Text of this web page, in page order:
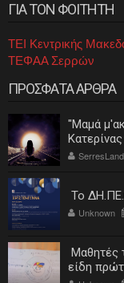
ΓΙΑ ΤΟΝ ΦΟΙΤΗΤΗ
ΤΕΙ Κεντρικής
ΤΕΦΑΑ Σερρών
ΠΡΟΣΦΑΤΑ ΑΡΘΡΑ
"Μαμά
Το
Unknown
Μαθητές
είδη